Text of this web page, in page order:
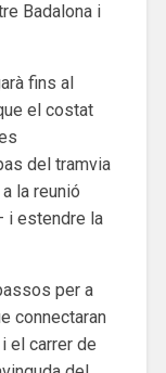
Badalona i
fins al
el costat
del tramvia
la reunió
i estendre la
per a
connectaran
el carrer de